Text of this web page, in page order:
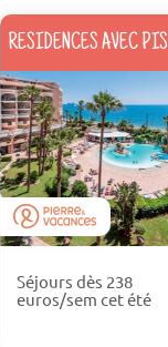
RESIDENCES AVEC
Séjours dès 238
euros/sem cet été